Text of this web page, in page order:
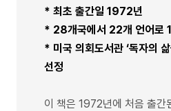
* 최초 출간일 1972년
* 28개국에서 22개 언어로
* 미국 의회도서관 ‘독자의
선정
이 책은 1972년에 처음 출간